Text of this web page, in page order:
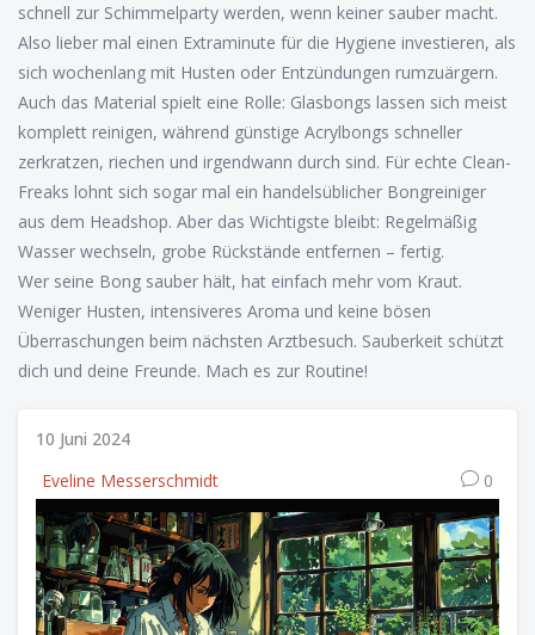
schnell zur Schimmelparty werden, wenn keiner sauber macht.
Also lieber mal einen Extraminute für die Hygiene investieren, als
sich wochenlang mit Husten oder Entzündungen rumzuärgern.
Auch das Material spielt eine Rolle: Glasbongs lassen sich meist
komplett reinigen, während günstige Acrylbongs schneller
zerkratzen, riechen und irgendwann durch sind. Für echte Clean-
Freaks lohnt sich sogar mal ein handelsüblicher Bongreiniger
aus dem Headshop. Aber das Wichtigste bleibt: Regelmäßig
Wasser wechseln, grobe Rückstände entfernen – fertig.
Wer seine Bong sauber hält, hat einfach mehr vom Kraut.
Weniger Husten, intensiveres Aroma und keine bösen
Überraschungen beim nächsten Arztbesuch. Sauberkeit schützt
dich und deine Freunde. Mach es zur Routine!
10 Juni 2024
Eveline Messerschmidt
0